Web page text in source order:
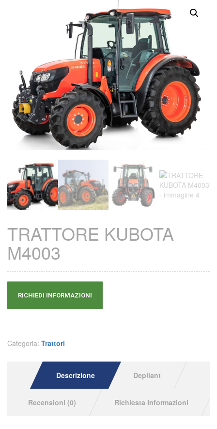
TRATTORE KUBOTA
M4003
RICHIEDI INFORMAZIONI
Categoria: Trattori
Descrizione Depliant
Recensioni (0) Richiesta Informazioni